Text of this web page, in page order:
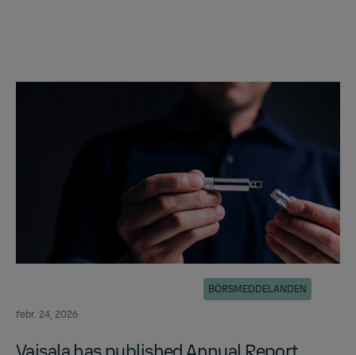
febr. 24, 2026
BÖRSMEDDELANDEN